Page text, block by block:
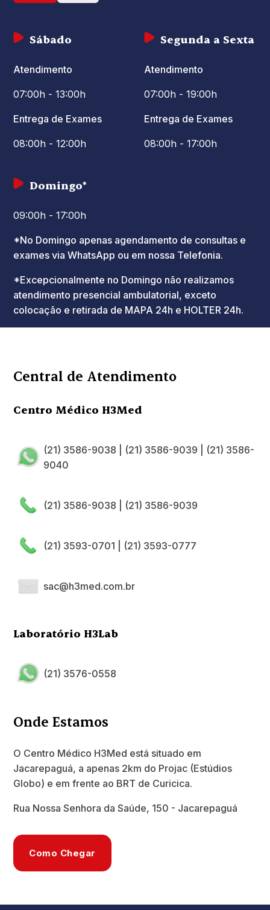
Segunda a Sexta
Atendimento
07:00h - 19:00h
Entrega de Exames
08:00h - 17:00h
Sábado
Atendimento
07:00h - 13:00h
Entrega de Exames
08:00h - 12:00h
Domingo*
09:00h - 17:00h
*No Domingo apenas agendamento de consultas e
exames via WhatsApp ou em nossa Telefonia.
*Excepcionalmente no Domingo não realizamos
atendimento presencial ambulatorial, exceto
colocação e retirada de MAPA 24h e HOLTER 24h.
Central de Atendimento
Centro Médico H3Med
(21) 3586-9038 (21) 3586-9039
(21) 3586-
9040
(21) 3586-9038 (21) 3586-9039
(21) 3593-0701 (21) 3593-0777
sac@h3med.com.br
Laboratório H3Lab
(21) 3576-0558
Onde Estamos
O Centro Médico H3Med está situado em
Jacarepaguá, a apenas 2km do Projac (Estúdios
Globo) e em frente ao BRT de Curicica.
Rua Nossa Senhora da Saúde, 150 - Jacarepaguá
Como Chegar